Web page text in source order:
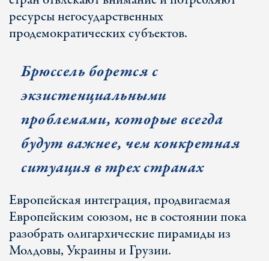
ресурсы негосударственных
продемократических субъектов.
Брюссель борется с
экзистенциальными
проблемами, которые всегда
будут важнее, чем конкретная
ситуация в трех странах
Европейская интеграция, продвигаемая
Европейским союзом, не в состоянии пока
разобрать олигархические пирамиды из
Молдовы, Украины и Грузии.